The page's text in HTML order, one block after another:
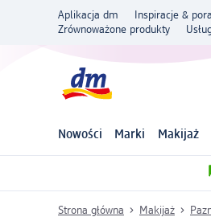
Aplikacja dm Inspiracje &
Zrównoważone produkty
Nowości Marki Makijaż
Strona główna Makijaż